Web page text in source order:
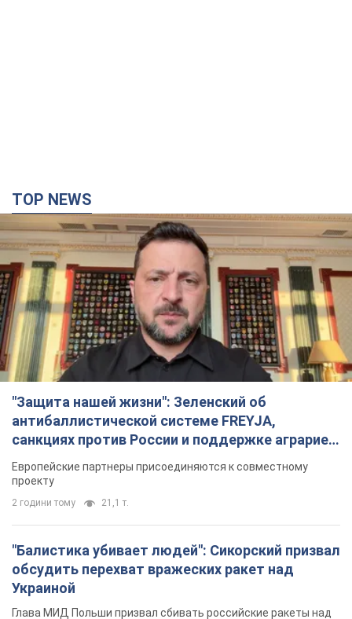
TOP NEWS
"Защита нашей жизни": Зеленский об
антибаллистической системе FREYJA,
санкциях против России и поддержке аграриев.
Видео
Европейские партнеры присоединяются к совместному
проекту
2 години тому 21,1 т.
"Балистика убивает людей": Сикорский призвал
обсудить перехват вражеских ракет над
Украиной
Глава МИД Польши призвал сбивать российские ракеты над